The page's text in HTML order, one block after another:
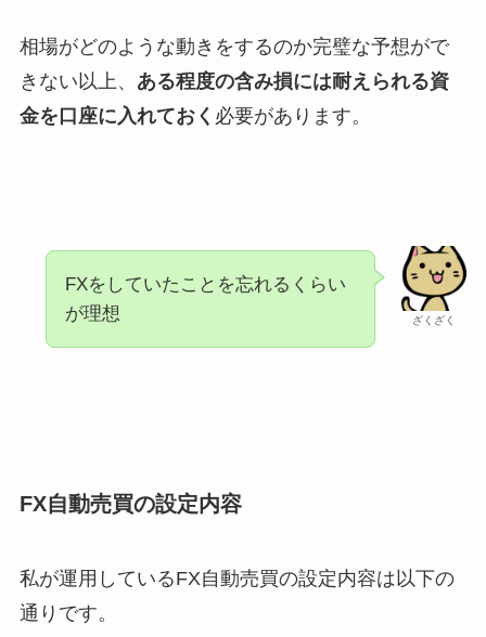
相場がどのような動きをするのか完璧な予想がで
きない以上、 ある程度の含み損には耐えられる資
金を口座に入れておく 必要があります。
ざくざく
FXをしていたことを忘れるくらい
が理想
FX自動売買の設定内容
私が運用しているFX自動売買の設定内容は以下の
通りです。